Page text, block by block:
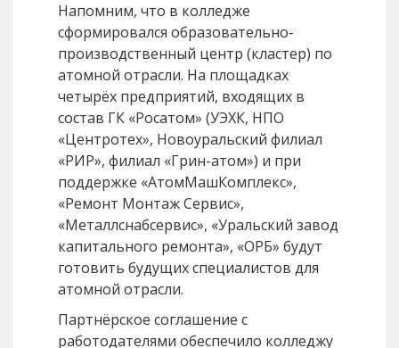
Напомним, что в колледже
сформировался образовательно-
производственный центр (кластер) по
атомной отрасли. На площадках
четырёх предприятий, входящих в
состав ГК «Росатом» (УЭХК, НПО
«Центротех», Новоуральский филиал
«РИР», филиал «Грин-атом») и при
поддержке «АтомМашКомплекс»,
«Ремонт Монтаж Сервис»,
«Металлснабсервис», «Уральский завод
капитального ремонта», «ОРБ» будут
готовить будущих специалистов для
атомной отрасли.
Партнёрское соглашение с
работодателями обеспечило колледжу